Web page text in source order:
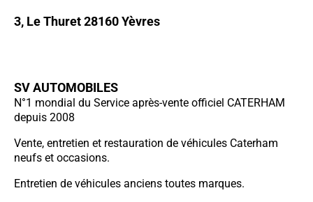
3, Le Thuret 28160 Yèvres
SV AUTOMOBILES
N°1 mondial du Service après-vente officiel CATERHAM
depuis 2008
Vente, entretien et restauration de véhicules Caterham
neufs et occasions.
Entretien de véhicules anciens toutes marques.